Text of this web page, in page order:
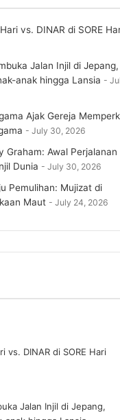
vs. DINAR di SORE
Jalan Injil di Jepang,
anak hingga Lansia
Ajak Gereja
July 30, 2026
Graham: Awal Perjalanan
Dunia
July 30, 2026
Pemulihan: Mujizat di
Maut
July 24, 2026
vs. DINAR di SORE Hari
Jalan Injil di Jepang,